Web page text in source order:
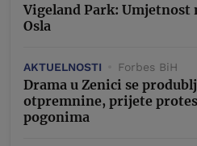
Vigeland Park: Umjetnost
Osla
AKTUELNOSTI Forbes BiH
Drama u Zenici se
otpremnine, prijete
pogonima